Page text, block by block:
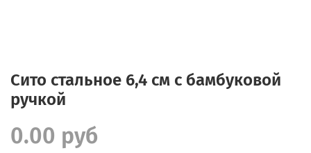
Сито стальное 6,4 см с бамбуковой
ручкой
0.00 руб